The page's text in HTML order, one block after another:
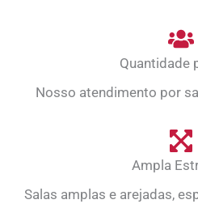
Quantidade
Nosso atendimento por
Ampla
Salas amplas e arejadas,